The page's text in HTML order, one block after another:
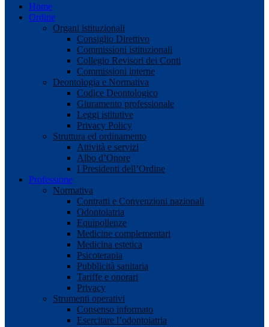
Home
Ordine
Organi istituzionali
Consiglio Direttivo
Commissioni istituzionali
Collegio Revisori dei Conti
Commissioni interne
Deontologia e Normativa
Codice Deontologico
Giuramento professionale
Leggi istitutive
Privacy Policy
Struttura ed ordinamento
Attività e servizi
Albo d’Onore
I Presidenti dell’Ordine
Professione
Normativa
Contratti e Convenzioni nazionali
Odontoiatria
Equipollenze
Medicine complementari
Medicina estetica
Psicoterapia
Pubblicità sanitaria
Tariffe e onorari
Privacy
Strumenti operativi
Consenso informato
Esercitare l’odontoiatria